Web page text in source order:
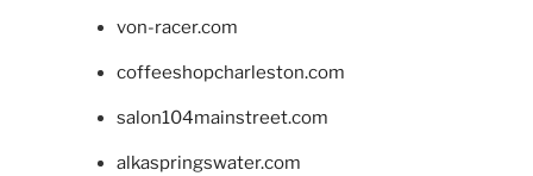
von-racer.com
coffeeshopcharleston.com
salon104mainstreet.com
alkaspringswater.com